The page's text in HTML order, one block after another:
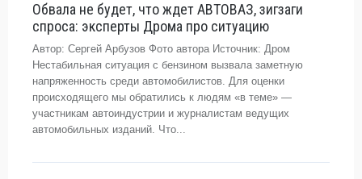
Обвала не будет, что ждет АВТОВАЗ, зигзаги
спроса: эксперты Дрома про ситуацию
Автор: Сергей Арбузов Фото автора Источник: Дром
Нестабильная ситуация с бензином вызвала заметную
напряженность среди автомобилистов. Для оценки
происходящего мы обратились к людям «в теме» —
участникам автоиндустрии и журналистам ведущих
автомобильных изданий. Что...